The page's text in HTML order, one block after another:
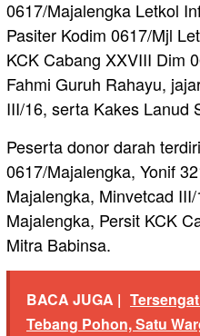
0617/Majalengka Letkol
Pasiter Kodim 0617/Mjl
KCK Cabang XXVIII Dim
Fahmi Guruh Rahayu,
III/16, serta Kakes Lanud
Peserta donor darah
0617/Majalengka, Yonif
Majalengka, Minvetcad
Majalengka, Persit KCK
Mitra Babinsa.
BACA JUGA |
Tebang Pohon, Satu